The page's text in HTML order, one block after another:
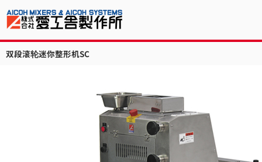
双段滚轮迷你整形机SC